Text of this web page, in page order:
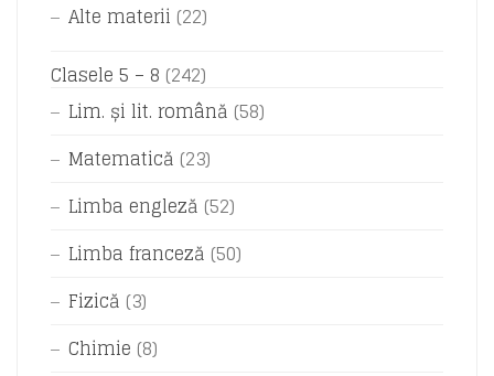
Alte materii (22)
Clasele 5 – 8 (242)
Lim. și lit. română (58)
Matematică (23)
Limba engleză (52)
Limba franceză (50)
Fizică (3)
Chimie (8)